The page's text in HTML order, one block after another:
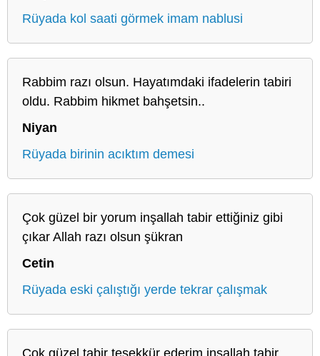
Rüyada kol saati görmek imam nablusi
Rabbim razı olsun. Hayatımdaki ifadelerin tabiri
oldu. Rabbim hikmet bahşetsin..
Niyan
Rüyada birinin acıktım demesi
Çok güzel bir yorum inşallah tabir ettiğiniz gibi
çıkar Allah razı olsun şükran
Cetin
Rüyada eski çalıştığı yerde tekrar çalışmak
Çok güzel tabir teşekkür ederim inşallah tabir